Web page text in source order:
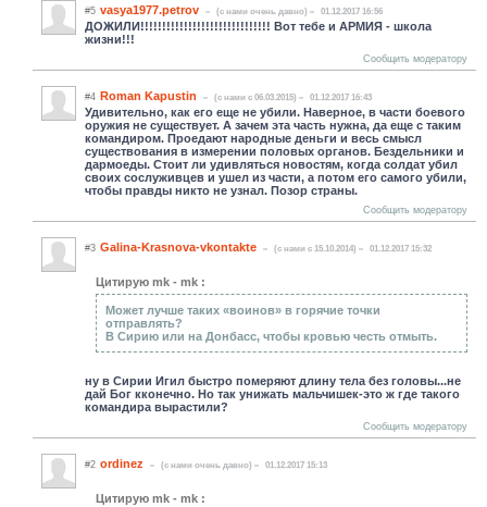
#5 vasya1977.petrov (c нами очень давно) 01.12.2017 16:56
ДОЖИЛИ!!!!!!!!!!!!!!!!!!!!!!!!!!!!!! Вот тебе и АРМИЯ - школа
жизни!!!
Сообщить модератору
#4 Roman Kapustin (c нами с 06.03.2015) 01.12.2017 16:43
Удивительно, как его еще не убили. Наверное, в части боевого
оружия не существует. А зачем эта часть нужна, да еще с таким
командиром. Проедают народные деньги и весь смысл
существования в измерении половых органов. Бездельники и
дармоеды. Стоит ли удивляться новостям, когда солдат убил
своих сослуживцев и ушел из части, а потом его самого убили,
чтобы правды никто не узнал. Позор страны.
Сообщить модератору
#3 Galina-Krasnova-vkontakte (c нами с 15.10.2014) 01.12.2017 15:32
Цитирую mk - mk :
Может лучше таких «воинов» в горячие точки
отправлять?
В Сирию или на Донбасс, чтобы кровью честь отмыть.
ну в Сирии Игил быстро померяют длину тела без головы...не
дай Бог кконечно. Но так унижать мальчишек-это ж где такого
командира вырастили?
Сообщить модератору
#2 ordinez (c нами очень давно) 01.12.2017 15:13
Цитирую mk - mk :